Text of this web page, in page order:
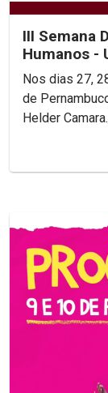
III Semana
Humanos -
Nos dias 27,
de
Helder